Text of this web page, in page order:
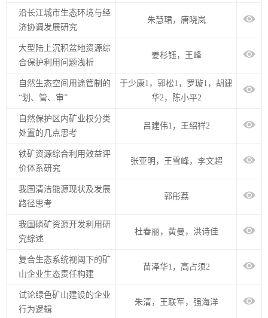
沿长江城市生态环境与经
济协调发展研究
朱慧珺，唐晓岚
大型陆上沉积盆地资源综
合保护利用问题浅析
姜杉钰，王峰
自然生态空间用途管制的
“划、管、审”
于少康1，郭松1，罗璇1，胡建
华2，陈小平2
自然保护区内矿业权分类
处置的几点思考
吕建伟1，王绍祥2
铁矿资源综合利用效益评
价体系研究
张亚明，王雪峰，李文超
我国清洁能源现状及发展
路径思考
郭彤荔
我国磷矿资源开发利用研
究综述
杜春丽，黄曼，洪诗佳
复合生态系统视阈下的矿
山企业生态责任构建
苗泽华1，高占须2
试论绿色矿山建设的企业
行为逻辑
朱清，王联军，强海洋